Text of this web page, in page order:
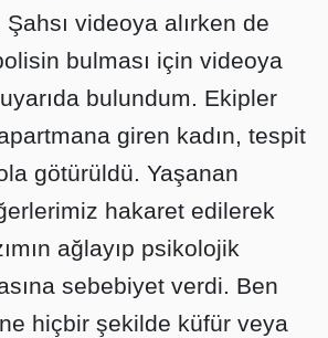
videoya alırken de
bulması için videoya
bulundum. Ekipler
giren kadın, tespit
götürüldü. Yaşanan
hakaret edilerek
ağlayıp psikolojik
sebebiyet verdi. Ben
hiçbir şekilde küfür veya